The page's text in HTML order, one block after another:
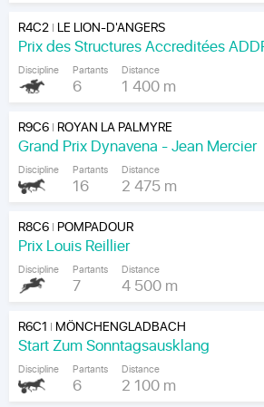
R4C2| LE LION-D'ANGERS
Discipline Partants
6
Distance
1 400 m
R9C6| ROYAN LA PALMYRE
Grand Prix Dynavena - Jean Mercier
Discipline Partants
16
Distance
2 475 m
R8C6| POMPADOUR
Prix Louis Reillier
Discipline Partants
7
Distance
4 500 m
R6C1 | MÖNCHENGLADBACH
Start Zum Sonntagsausklang
Discipline Partants
6
Distance
2 100 m